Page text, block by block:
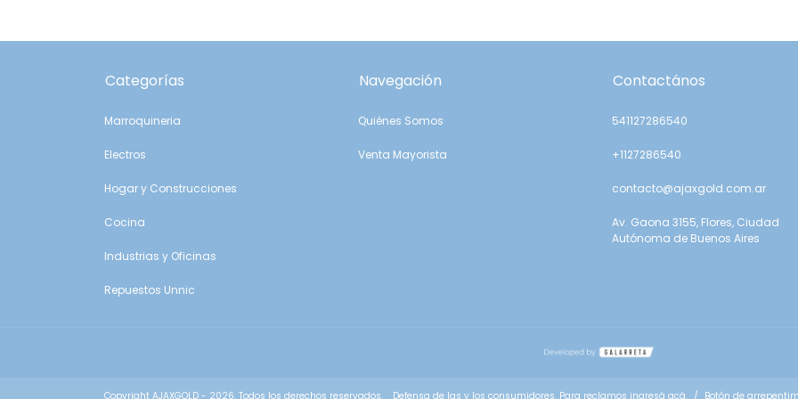
Categorías
Marroquineria
Electros
Hogar y Construcciones
Cocina
Industrias y Oficinas
Repuestos Unnic
Navegación
Quiénes Somos
Venta Mayorista
Contactános
541127286540
+1127286540
contacto@ajaxgold.com.ar
Av. Gaona 3155, Flores, Ciudad
Autónoma de Buenos Aires
Copyright AJAXGOLD - 2026. Todos los derechos reservados. Defensa de las y los consumidores. Para reclamos ingresá acá. / Botón de